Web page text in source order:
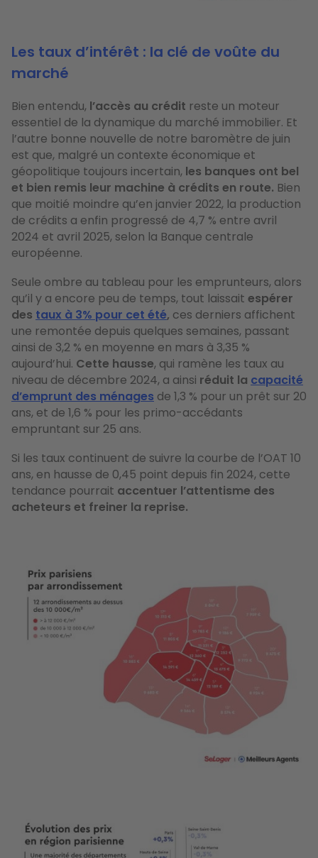
Les taux d’intérêt : la clé de voûte du
marché
Bien entendu, l’accès au crédit reste un moteur
essentiel de la dynamique du marché immobilier. Et
l’autre bonne nouvelle de notre baromètre de juin
est que, malgré un contexte économique et
géopolitique toujours incertain, les banques ont bel
et bien remis leur machine à crédits en route. Bien
que moitié moindre qu’en janvier 2022, la production
de crédits a enfin progressé de 4,7 % entre avril
2024 et avril 2025, selon la Banque centrale
européenne.
Seule ombre au tableau pour les emprunteurs, alors
qu’il y a encore peu de temps, tout laissait espérer
des taux à 3% pour cet été, ces derniers affichent
une remontée depuis quelques semaines, passant
ainsi de 3,2 % en moyenne en mars à 3,35 %
aujourd’hui. Cette hausse, qui ramène les taux au
niveau de décembre 2024, a ainsi réduit la capacité
d’emprunt des ménages de 1,3 % pour un prêt sur 20
ans, et de 1,6 % pour les primo-accédants
empruntant sur 25 ans.
Si les taux continuent de suivre la courbe de l’OAT 10
ans, en hausse de 0,45 point depuis fin 2024, cette
tendance pourrait accentuer l’attentisme des
acheteurs et freiner la reprise.